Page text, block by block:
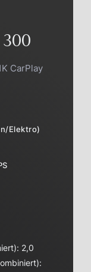
CarPlay
Elektro)
2,0